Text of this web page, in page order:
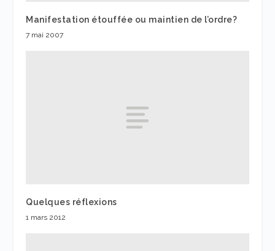
Manifestation étouffée ou maintien de l’ordre?
7 mai 2007
Quelques réflexions
1 mars 2012